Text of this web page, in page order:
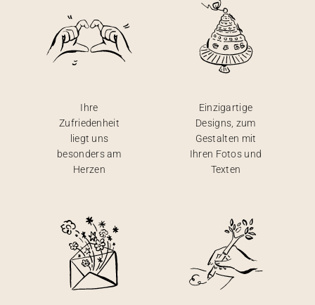
Ihre
Zufriedenheit
liegt uns
besonders am
Herzen
Einzigartige
Designs, zum
Gestalten mit
Ihren Fotos und
Texten